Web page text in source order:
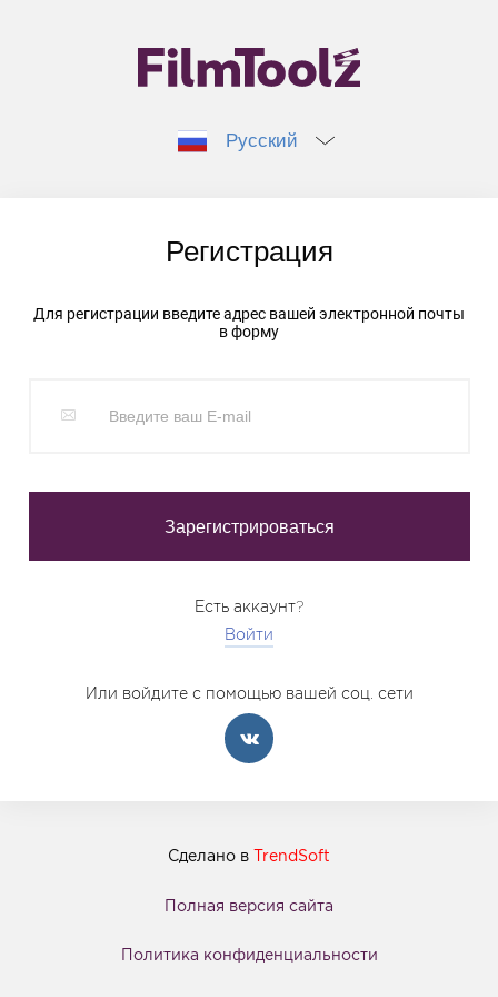
Русский
Регистрация
Для регистрации введите адрес вашей электронной почты
в форму
Есть аккаунт?
Войти
Или войдите с помощью вашей соц. сети
Сделано в TrendSoft
Полная версия сайта
Политика конфиденциальности